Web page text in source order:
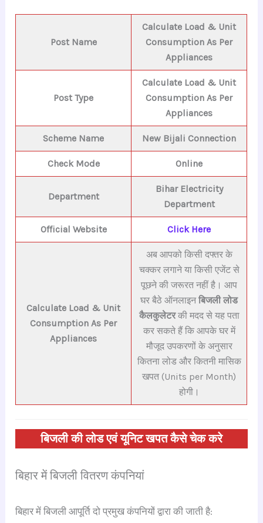
Post Name
Calculate Load & Unit
Consumption As Per
Appliances
Post Type
Calculate Load & Unit
Consumption As Per
Appliances
Scheme Name New Bijali Connection
Check Mode Online
Department
Bihar Electricity
Department
Official Website Click Here
Calculate Load & Unit
Consumption As Per
Appliances
अब आपको किसी दफ्तर के
चक्कर लगाने या किसी एजेंट से
पूछने की जरूरत नहीं है। आप
घर बैठे ऑनलाइनबिजली लोड
कैलकुलेटरकी मदद से यह पता
कर सकते हैं कि आपके घर में
मौजूद उपकरणों के अनुसार
कितना लोड और कितनी मासिक
खपत (Units per Month)
होगी।
बिजली की लोड एवं यूनिट खपत कैसे चेक करे
बिहार में बिजली वितरण कंपनियां
बिहार में बिजली आपूर्ति दो प्रमुख कंपनियों द्वारा की जाती है: